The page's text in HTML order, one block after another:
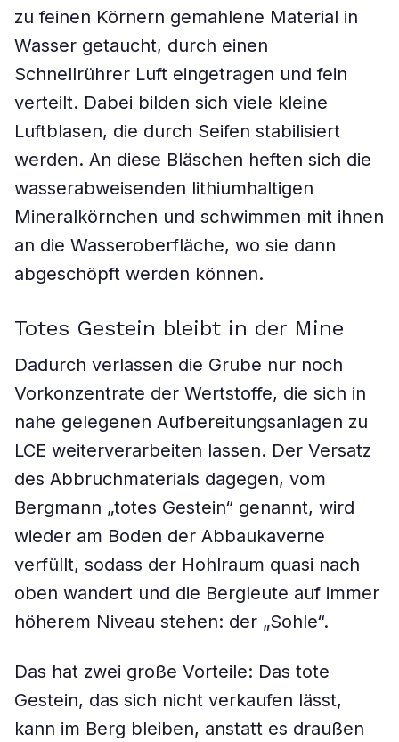
zu feinen Körnern gemahlene Material in
Wasser getaucht, durch einen
Schnellrührer Luft eingetragen und fein
verteilt. Dabei bilden sich viele kleine
Luftblasen, die durch Seifen stabilisiert
werden. An diese Bläschen heften sich die
wasserabweisenden lithiumhaltigen
Mineralkörnchen und schwimmen mit ihnen
an die Wasseroberfläche, wo sie dann
abgeschöpft werden können.
Totes Gestein bleibt in der Mine
Dadurch verlassen die Grube nur noch
Vorkonzentrate der Wertstoffe, die sich in
nahe gelegenen Aufbereitungsanlagen zu
LCE weiterverarbeiten lassen. Der Versatz
des Abbruchmaterials dagegen, vom
Bergmann „totes Gestein“ genannt, wird
wieder am Boden der Abbaukaverne
verfüllt, sodass der Hohlraum quasi nach
oben wandert und die Bergleute auf immer
höherem Niveau stehen: der „Sohle“.
Das hat zwei große Vorteile: Das tote
Gestein, das sich nicht verkaufen lässt,
kann im Berg bleiben, anstatt es draußen